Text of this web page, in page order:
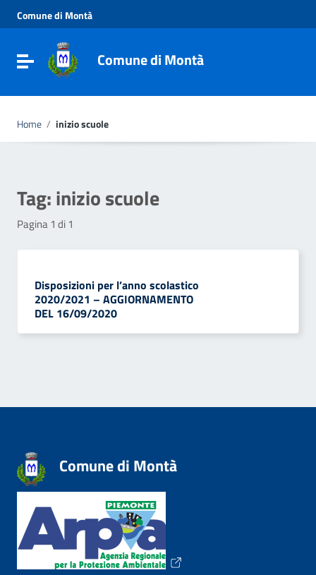
Vai al menu di navigazione
Vai al footer
Comune di Montà
Toggle navigationComune di Montà
Home / inizio scuole
Tag:inizio scuole
Pagina 1 di 1
Disposizioni per l’anno scolastico
2020/2021 – AGGIORNAMENTO
DEL 16/09/2020
Comune di Montà